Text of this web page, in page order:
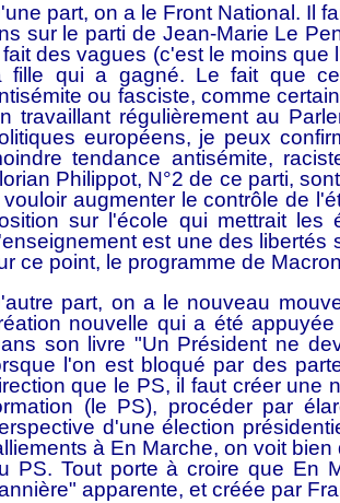
part, on a le Front National. Il
sur le parti de Jean-Marie Le
des vagues (c'est le moins que
fille qui a gagné. Le fait que
ou fasciste, comme
travaillant régulièrement au
européens, je peux
tendance antisémite,
Philippot, N°2 de ce parti,
augmenter le contrôle de
sur l'école qui mettrait les
est une des libertés
ce point, le programme de
part, on a le nouveau
nouvelle qui a été
son livre "Un Président ne
l'on est bloqué par des
que le PS, il faut créer une
(le PS), procéder par
d'une élection
à En Marche, on voit
PS. Tout porte à croire que En
apparente, et créée par